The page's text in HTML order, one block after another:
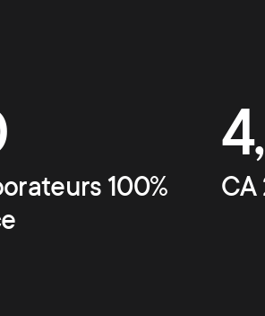
100%
CA